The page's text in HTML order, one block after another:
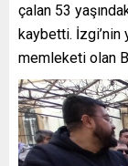
çalan 53
kaybetti. İzgi’nin
memleketi olan